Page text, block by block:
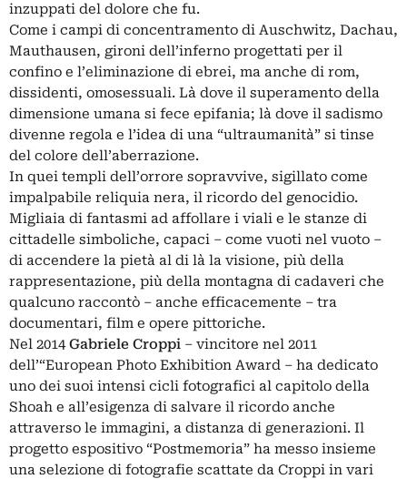
inzuppati del dolore che fu.
Come i campi di concentramento di Auschwitz, Dachau,
Mauthausen, gironi dell’inferno progettati per il
confino e l’eliminazione di ebrei, ma anche di rom,
dissidenti, omosessuali. Là dove il superamento della
dimensione umana si fece epifania; là dove il sadismo
divenne regola e l’idea di una “ultraumanità” si tinse
del colore dell’aberrazione.
In quei templi dell’orrore sopravvive, sigillato come
impalpabile reliquia nera, il ricordo del genocidio.
Migliaia di fantasmi ad affollare i viali e le stanze di
cittadelle simboliche, capaci – come vuoti nel vuoto –
di accendere la pietà al di là la visione, più della
rappresentazione, più della montagna di cadaveri che
qualcuno raccontò – anche efficacemente – tra
documentari, film e opere pittoriche.
Nel 2014Gabriele Croppi – vincitore nel 2011
dell’“European Photo Exhibition Award – ha dedicato
uno dei suoi intensi cicli fotografici al capitolo della
Shoah e all’esigenza di salvare il ricordo anche
attraverso le immagini, a distanza di generazioni. Il
progetto espositivo “Postmemoria” ha messo insieme
una selezione di fotografie scattate da Croppi in vari